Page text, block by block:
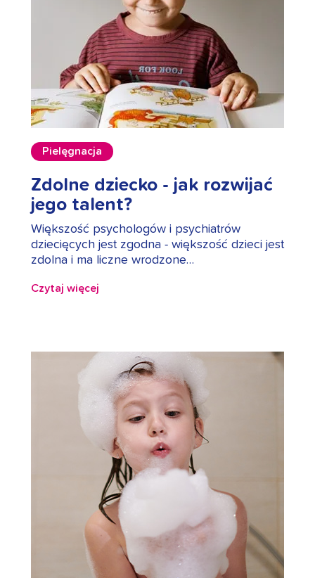
Pielęgnacja
Zdolne dziecko - jak rozwijać
jego talent?
Większość psychologów i psychiatrów
dziecięcych jest zgodna - większość dzieci jest
zdolna i ma liczne wrodzone…
Czytaj więcej